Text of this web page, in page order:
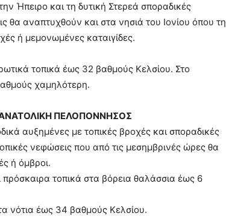
Ήπειρο και τη δυτική Στερεά σποραδικές
θα αναπτυχθούν και στα νησιά του Ιονίου όπου τη
ή μεμονωμένες καταιγίδες.
τοπικά έως 32 βαθμούς Κελσίου. Στο
χαμηλότερη.
ΠΕΛΟΠΟΝΝΗΣΟΣ
αυξημένες με τοπικές βροχές και σποραδικές
νεφώσεις που από τις μεσημβρινές ώρες θα
ή όμβροι.
πρόσκαιρα τοπικά στα βόρεια θαλάσσια έως 6
νότια έως 34 βαθμούς Κελσίου.